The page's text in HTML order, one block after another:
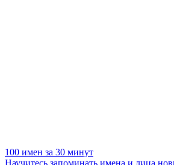
100 имен за 30 минут